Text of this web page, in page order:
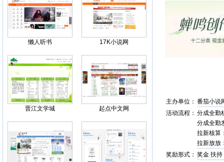
懒人听书 17K小说网
晋江文学城 起点中文网
主办单位： 番茄小说
活动流程： 分成全勤
分成全勤
拉新核算
拉新放放
奖励形式： 奖金 扶持